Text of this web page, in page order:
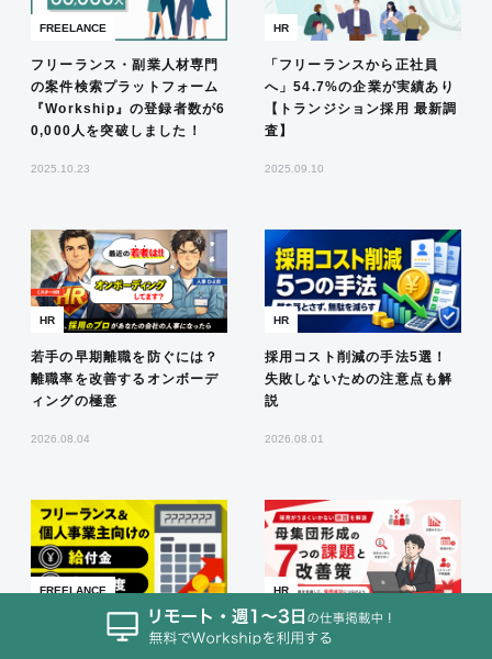
FREELANCE
フリーランス・副業人材専門
の案件検索プラットフォーム
『Workship』の登録者数が6
0,000人を突破しました！
2025.10.23
HR
「フリーランスから正社員
へ」54.7%の企業が実績あり
【トランジション採用 最新調
査】
2025.09.10
HR
若手の早期離職を防ぐには？
離職率を改善するオンボーデ
ィングの極意
2026.08.04
HR
採用コスト削減の手法5選！
失敗しないための注意点も解
説
2026.08.01
FREELANCE
2026年8月 個人事業主&フリ
ーランス向け給付金/補助金/
HR
母集団形成の7つの課題と改
善策｜採用がうまくいかない